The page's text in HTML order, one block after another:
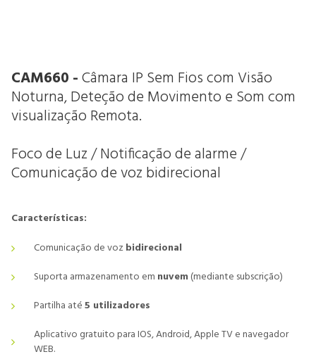
CAM660 -Câmara IP Sem Fios com Visão
Noturna, Deteção de Movimento e Som com
visualização Remota.
Foco de Luz / Notificação de alarme /
Comunicação de voz bidirecional
Características:
Comunicação de vozbidirecional
Suporta armazenamento em nuvem (mediante subscrição)
Partilha até5 utilizadores
Aplicativo gratuito para IOS, Android, Apple TV e navegador
WEB.